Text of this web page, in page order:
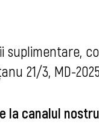
suplimentare,
21/3, MD-
la canalul